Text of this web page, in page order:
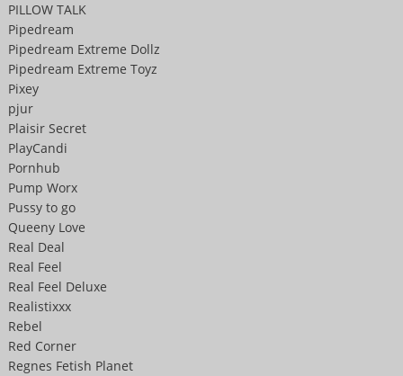
PILLOW TALK
Pipedream
Pipedream Extreme Dollz
Pipedream Extreme Toyz
Pixey
pjur
Plaisir Secret
PlayCandi
Pornhub
Pump Worx
Pussy to go
Queeny Love
Real Deal
Real Feel
Real Feel Deluxe
Realistixxx
Rebel
Red Corner
Regnes Fetish Planet